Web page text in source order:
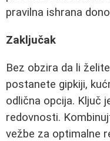
pravilna ishrana
Zaključak
Bez obzira da li
postanete gipkiji,
odlična opcija. Ključ
redovnosti.
vežbe za optimalne